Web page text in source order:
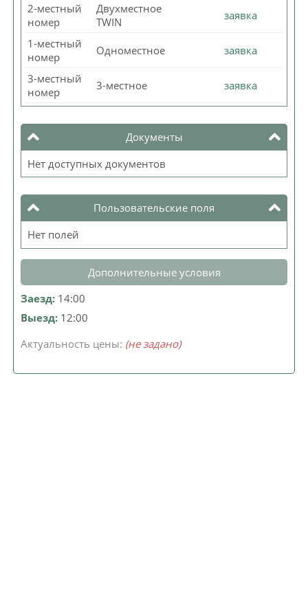
2-местный
номер
Двухместное
TWIN
заявка
1-местный
номер
Одноместное заявка
3-местный
номер
3-местное заявка
Документы
Нет доступных документов
Пользовательские поля
Нет полей
Дополнительные условия
Заезд: 14:00
Выезд: 12:00
Актуальность цены: (не задано)